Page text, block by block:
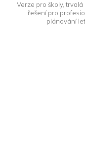
Verze pro školy,
řešení pro
plánování